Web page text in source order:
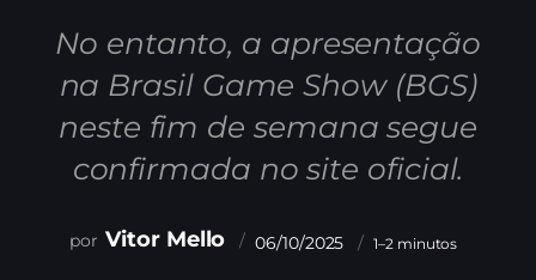
No entanto, a apresentação
na Brasil Game Show (BGS)
neste fim de semana segue
confirmada no site oficial.
Vitor Mello 06/10/2025 1–2 minutos